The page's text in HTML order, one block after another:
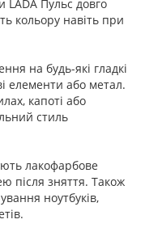
LADA Пульс довго
кольору навіть при
на будь-які гладкі
елементи або метал.
капоті або
стиль
лакофарбове
після зняття. Також
ноутбуків,